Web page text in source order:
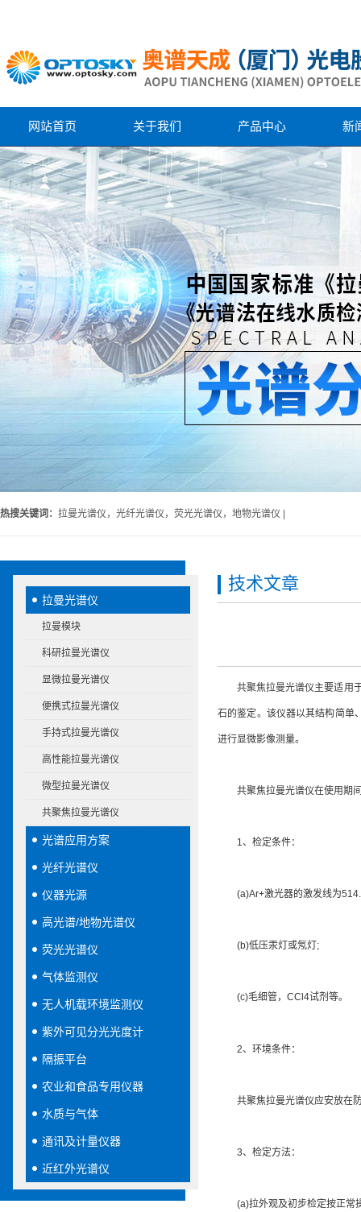
网站首页 关于我们 产品中心 新
热搜关键词： 拉曼光谱仪，光纤光谱仪，荧光光谱仪，地物光谱仪 |
拉曼光谱仪
拉曼模块
科研拉曼光谱仪
显微拉曼光谱仪
便携式拉曼光谱仪
手持式拉曼光谱仪
高性能拉曼光谱仪
微型拉曼光谱仪
共聚焦拉曼光谱仪
光谱应用方案
光纤光谱仪
仪器光源
高光谱/地物光谱仪
荧光光谱仪
气体监测仪
无人机载环境监测仪
紫外可见分光光度计
隔振平台
农业和食品专用仪器
水质与气体
通讯及计量仪器
近红外光谱仪
技术文章
共聚焦拉曼光谱仪主要适用
石的鉴定。该仪器以其结构简单
进行显微影像测量。
共聚焦拉曼光谱仪在使用期间
1、检定条件：
(a)Ar+激光器的激发线为
(b)低压汞灯或氖灯;
(c)毛细管，CCl4试剂等。
2、环境条件：
共聚焦拉曼光谱仪应安放在防
3、检定方法：
(a)拉外观及初步检定按正常操